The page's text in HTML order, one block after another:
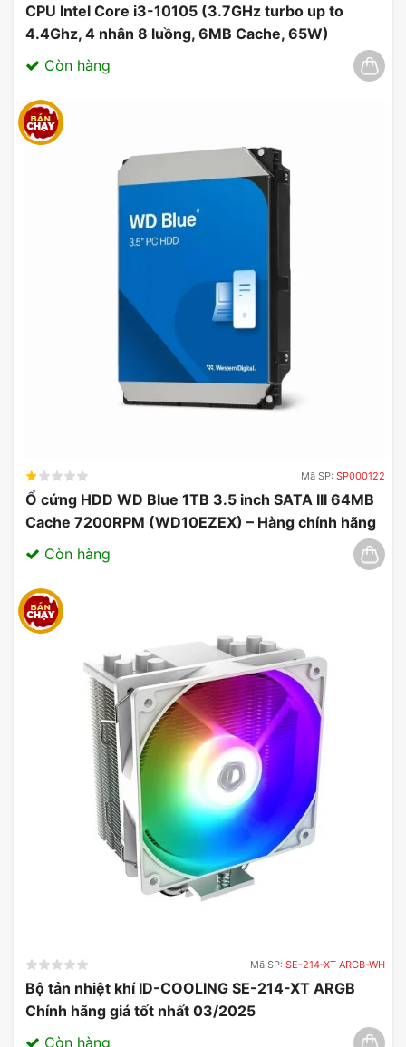
CPU Intel Core i3-10105 (3.7GHz turbo up to
4.4Ghz, 4 nhân 8 luồng, 6MB Cache, 65W)
03/2025
Còn hàng
Mã SP: SP000122
Ổ cứng HDD WD Blue 1TB 3.5 inch SATA III 64MB
Cache 7200RPM (WD10EZEX) – Hàng chính hãng
03/2025
Còn hàng
Mã SP: SE-214-XT ARGB-WH
Bộ tản nhiệt khí ID-COOLING SE-214-XT ARGB
Chính hãng giá tốt nhất 03/2025
Còn hàng